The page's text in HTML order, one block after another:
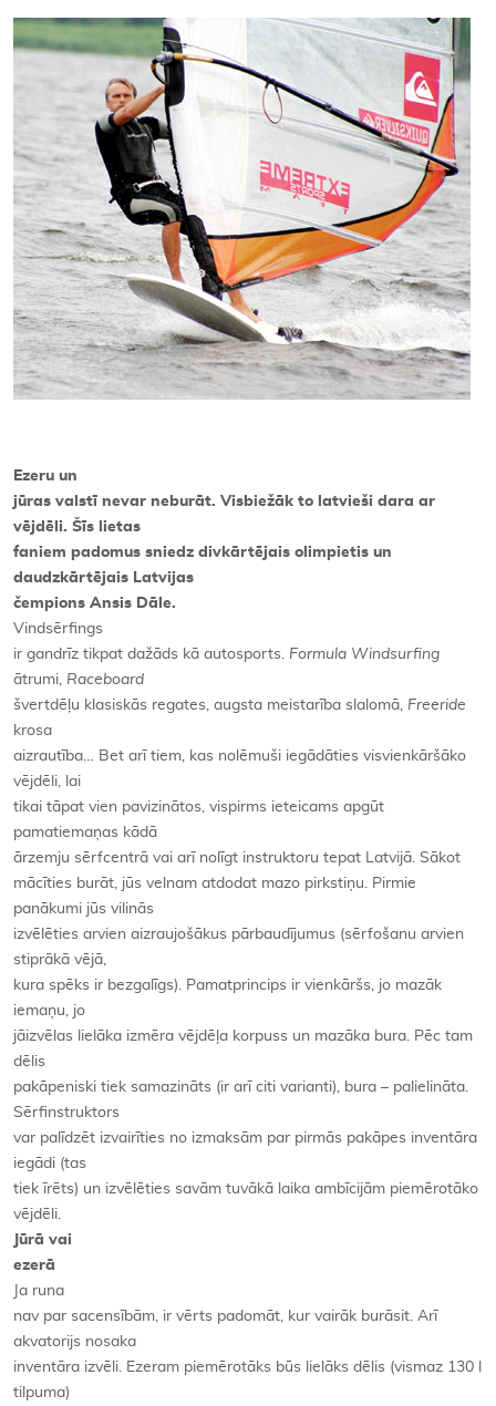
Ezeru un
jūras valstī nevar neburāt. Visbiežāk to latvieši dara ar
vējdēli. Šīs lietas
faniem padomus sniedz divkārtējais olimpietis un
daudzkārtējais Latvijas
čempions Ansis Dāle.
Vindsērfings
ir gandrīz tikpat dažāds kā autosports. Formula Windsurfing
ātrumi, Raceboard
švertdēļu klasiskās regates, augsta meistarība slalomā, Freeride
krosa
aizrautība… Bet arī tiem, kas nolēmuši iegādāties visvienkāršāko
vējdēli, lai
tikai tāpat vien pavizinātos, vispirms ieteicams apgūt
pamatiemaņas kādā
ārzemju sērfcentrā vai arī nolīgt instruktoru tepat Latvijā. Sākot
mācīties burāt, jūs velnam atdodat mazo pirkstiņu. Pirmie
panākumi jūs vilinās
izvēlēties arvien aizraujošākus pārbaudījumus (sērfošanu arvien
stiprākā vējā,
kura spēks ir bezgalīgs). Pamatprincips ir vienkāršs, jo mazāk
iemaņu, jo
jāizvēlas lielāka izmēra vējdēļa korpuss un mazāka bura. Pēc tam
dēlis
pakāpeniski tiek samazināts (ir arī citi varianti), bura – palielināta.
Sērfinstruktors
var palīdzēt izvairīties no izmaksām par pirmās pakāpes inventāra
iegādi (tas
tiek īrēts) un izvēlēties savām tuvākā laika ambīcijām piemērotāko
vējdēli.
Jūrā vai
ezerā
Ja runa
nav par sacensībām, ir vērts padomāt, kur vairāk burāsit. Arī
akvatorijs nosaka
inventāra izvēli. Ezeram piemērotāks būs lielāks dēlis (vismaz 130 l
tilpuma)